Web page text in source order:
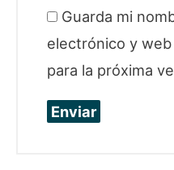
Guarda mi
electrónico y
para la próxima